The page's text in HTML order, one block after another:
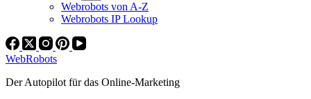
Webrobots von A-Z
Webrobots IP Lookup
WebRobots
Der Autopilot für das Online-Marketing